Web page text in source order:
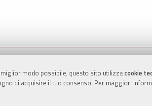
modo possibile, questo sito utilizzacookie
di acquisire il tuo consenso. Per maggiori
giugno 2010 12:14